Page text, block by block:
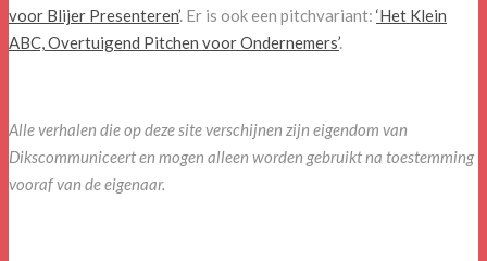
voor Blijer Presenteren’. Er is ook een pitchvariant: ‘Het Klein
ABC, Overtuigend Pitchen voor Ondernemers’.
Alle verhalen die op deze site verschijnen zijn eigendom van
Dikscommuniceert en mogen alleen worden gebruikt na toestemming
vooraf van de eigenaar.